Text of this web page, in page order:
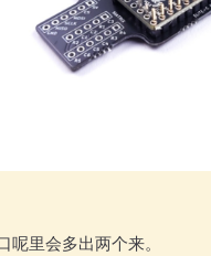
里会多出两个来。